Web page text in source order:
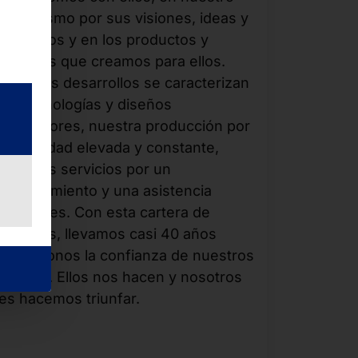
entusiasmo por sus visiones, ideas y
proyectos y en los productos y
servicios que creamos para ellos.
desarrollos se caracterizan
por tecnologías y diseños
innovadores, nuestra producción por
una calidad elevada y constante,
nuestros servicios por un
asesoramiento y una asistencia
prudentes. Con esta cartera de
servicios, llevamos casi 40 años
ganándonos la confianza de nuestros
clientes. Ellos nos hacen y nosotros
hacemos triunfar.